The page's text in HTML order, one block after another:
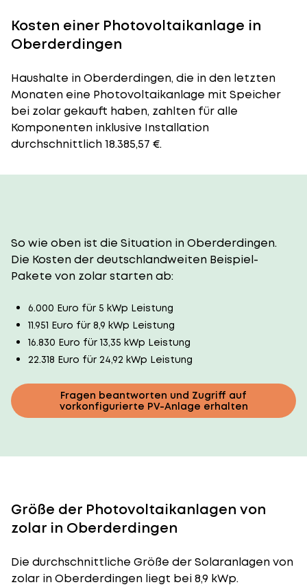
Kosten einer Photovoltaikanlage in
Oberderdingen
Haushalte in Oberderdingen, die in den letzten
Monaten eine Photovoltaikanlage mit Speicher
bei zolar gekauft haben, zahlten für alle
Komponenten inklusive Installation
durchschnittlich 18.385,57 €.
So wie oben ist die Situation in Oberderdingen.
Die Kosten der deutschlandweiten Beispiel-
Pakete von zolar starten ab:
6.000 Euro für 5 kWp Leistung
11.951 Euro für 8,9 kWp Leistung
16.830 Euro für 13,35 kWp Leistung
22.318 Euro für 24,92 kWp Leistung
Fragen beantworten und Zugriff auf
vorkonfigurierte PV-Anlage erhalten
Größe der Photovoltaikanlagen von
zolar in Oberderdingen
Die durchschnittliche Größe der Solaranlagenvon
zolar in Oberderdingen liegt bei 8,9 kWp.